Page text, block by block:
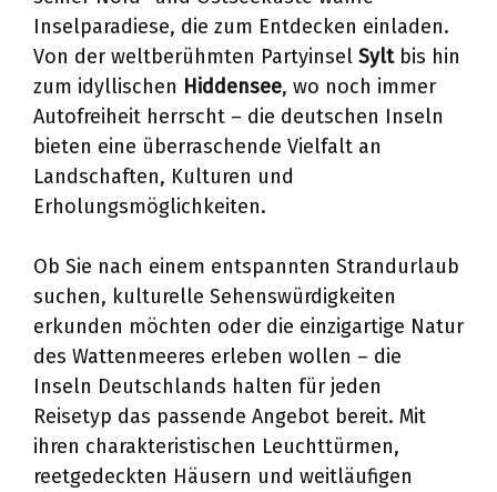
Inselparadiese, die zum Entdecken einladen.
Von der weltberühmten Partyinsel Syltbis hin
zum idyllischen Hiddensee, wo noch immer
Autofreiheit herrscht – die deutschen Inseln
bieten eine überraschende Vielfalt an
Landschaften, Kulturen und
Erholungsmöglichkeiten.
Ob Sie nach einem entspannten Strandurlaub
suchen, kulturelle Sehenswürdigkeiten
erkunden möchten oder die einzigartige Natur
des Wattenmeeres erleben wollen – die
Inseln Deutschlands halten für jeden
Reisetyp das passende Angebot bereit. Mit
ihren charakteristischen Leuchttürmen,
reetgedeckten Häusern und weitläufigen